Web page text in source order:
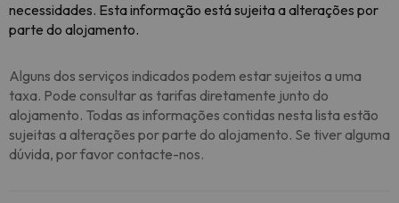
necessidades. Esta informação está sujeita a alterações por
parte do alojamento.
Alguns dos serviços indicados podem estar sujeitos a uma
taxa. Pode consultar as tarifas diretamente junto do
alojamento. Todas as informações contidas nesta lista estão
sujeitas a alterações por parte do alojamento. Se tiver alguma
dúvida, por favor contacte-nos.